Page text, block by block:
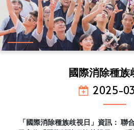
國際消除種族
2025-
「國際消除種族歧視日」資訊： 聯